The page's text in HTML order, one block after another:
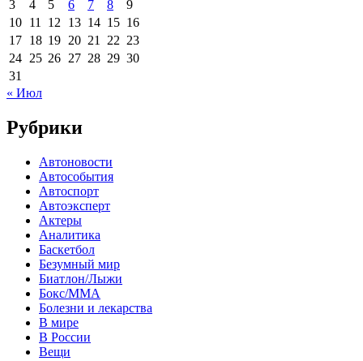
3
4 5 6 7 8
9
10 11 12 13 14 15 16
17 18 19 20 21 22 23
24 25 26 27 28 29 30
31
« Июл
Рубрики
Автоновости
Автособытия
Автоспорт
Автоэксперт
Актеры
Аналитика
Баскетбол
Безумный мир
Биатлон/Лыжи
Бокс/MMA
Болезни и лекарства
В мире
В России
Вещи